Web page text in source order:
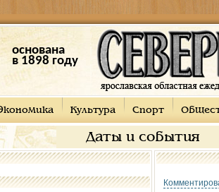
основана
в 1898 году
Культура Спорт
Даты и события